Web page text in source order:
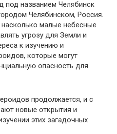
под названием Челябинск
Челябинском, Россия.
малые небесные
угрозу для Земли и
к изучению и
которые могут
опасность для
продолжается, и с
новые открытия и
этих загадочных